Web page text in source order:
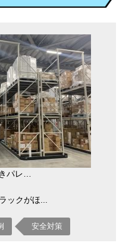
パレ…
ックがほ...
安全対策